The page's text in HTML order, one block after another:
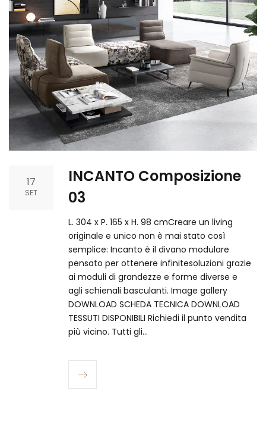
17
SET
INCANTO Composizione
03
L. 304 x P. 165 x H. 98 cmCreare un living
originale e unico non è mai stato così
semplice: Incanto è il divano modulare
pensato per ottenere infinitesoluzioni grazie
ai moduli di grandezze e forme diverse e
agli schienali basculanti. Image gallery
DOWNLOAD SCHEDA TECNICA DOWNLOAD
TESSUTI DISPONIBILI Richiedi il punto vendita
più vicino.​ Tutti gli…